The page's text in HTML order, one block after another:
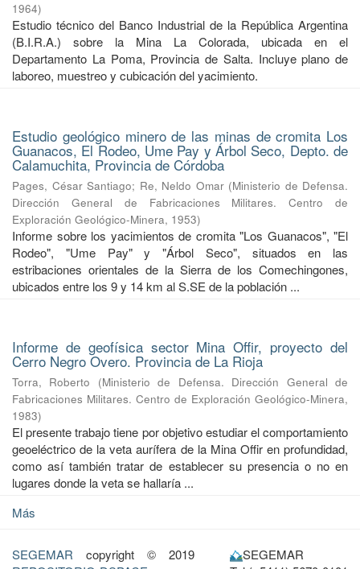
1964)
Estudio técnico del Banco Industrial de la República Argentina
(B.I.R.A.) sobre la Mina La Colorada, ubicada en el
Departamento La Poma, Provincia de Salta. Incluye plano de
laboreo, muestreo y cubicación del yacimiento.
Estudio geológico minero de las minas de cromita Los
Guanacos, El Rodeo, Ume Pay y Árbol Seco, Depto. de
Calamuchita, Provincia de Córdoba
Pages, César Santiago; Re, Neldo Omar (Ministerio de Defensa.
Dirección General de Fabricaciones Militares. Centro de
Exploración Geológico-Minera, 1953)
Informe sobre los yacimientos de cromita "Los Guanacos", "El
Rodeo", "Ume Pay" y "Árbol Seco", situados en las
estribaciones orientales de la Sierra de los Comechingones,
ubicados entre los 9 y 14 km al S.SE de la población ...
Informe de geofísica sector Mina Offir, proyecto del
Cerro Negro Overo. Provincia de La Rioja
Torra, Roberto (Ministerio de Defensa. Dirección General de
Fabricaciones Militares. Centro de Exploración Geológico-Minera,
1983)
El presente trabajo tiene por objetivo estudiar el comportamiento
geoeléctrico de la veta aurífera de la Mina Offir en profundidad,
como así también tratar de establecer su presencia o no en
lugares donde la veta se hallaría ...
Más
SEGEMAR copyright © 2019
SEGEMAR